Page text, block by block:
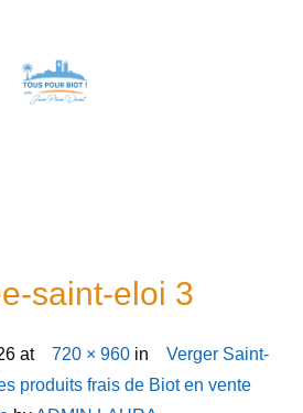
saint-eloi 3
at 720 × 960 in
Verger Saint-
produits frais de Biot en vente